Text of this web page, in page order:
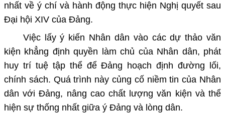
nhất về ý chí và hành động thực hiện Nghị quyết sau
Đại hội XIV của Đảng.
Việc lấy ý kiến Nhân dân vào các dự thảo văn
kiện khẳng định quyền làm chủ của Nhân dân, phát
huy trí tuệ tập thể để Đảng hoạch định đường lối,
chính sách. Quá trình này củng cố niềm tin của Nhân
dân với Đảng, nâng cao chất lượng văn kiện và thể
hiện sự thống nhất giữa ý Đảng và lòng dân.